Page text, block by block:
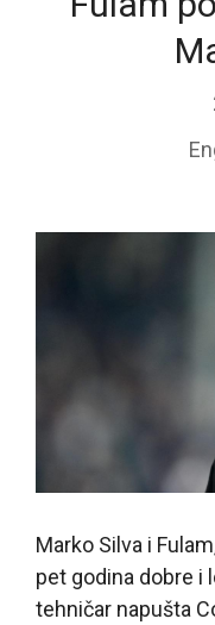
Marko Silva i
pet godina dobre i
tehničar napušta